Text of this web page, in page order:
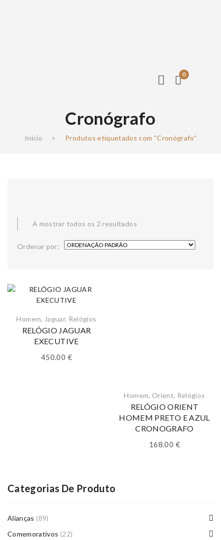
0
Cronógrafo
Início > Produtos etiquetados com “Cronógrafo”
A mostrar todos os 2 resultados
Ordenar por:
Homem, Jaguar, Relógios
RELÓGIO JAGUAR
EXECUTIVE
450.00 €
Homem, Orient, Relógios
RELÓGIO ORIENT
HOMEM PRETO E AZUL
CRONOGRAFO
168.00 €
Categorias De Produto
Alianças (89)
Comemorativos (22)